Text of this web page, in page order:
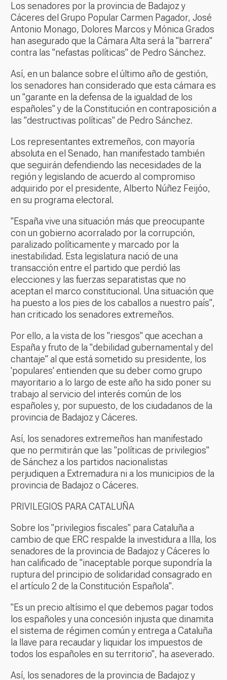
Los senadores por la provincia de Badajoz y
Cáceres del Grupo Popular Carmen Pagador, José
Antonio Monago, Dolores Marcos y Mónica Grados
han asegurado que la Cámara Alta será la "barrera"
contra las "nefastas políticas" de Pedro Sánchez.
Así, en un balance sobre el último año de gestión,
los senadores han considerado que esta cámara es
un "garante en la defensa de la igualdad de los
españoles" y de la Constitución en contraposición a
las "destructivas políticas" de Pedro Sánchez.
Los representantes extremeños, con mayoría
absoluta en el Senado, han manifestado también
que seguirán defendiendo las necesidades de la
región y legislando de acuerdo al compromiso
adquirido por el presidente, Alberto Núñez Feijóo,
en su programa electoral.
"España vive una situación más que preocupante
con un gobierno acorralado por la corrupción,
paralizado políticamente y marcado por la
inestabilidad. Esta legislatura nació de una
transacción entre el partido que perdió las
elecciones y las fuerzas separatistas que no
aceptan el marco constitucional. Una situación que
ha puesto a los pies de los caballos a nuestro país",
han criticado los senadores extremeños.
Por ello, a la vista de los "riesgos" que acechan a
España y fruto de la "debilidad gubernamental y del
chantaje" al que está sometido su presidente, los
'populares' entienden que su deber como grupo
mayoritario a lo largo de este año ha sido poner su
trabajo al servicio del interés común de los
españoles y, por supuesto, de los ciudadanos de la
provincia de Badajoz y Cáceres.
Así, los senadores extremeños han manifestado
que no permitirán que las "políticas de privilegios"
de Sánchez a los partidos nacionalistas
perjudiquen a Extremadura ni a los municipios de la
provincia de Badajoz o Cáceres.
PRIVILEGIOS PARA CATALUÑA
Sobre los "privilegios fiscales" para Cataluña a
cambio de que ERC respalde la investidura a Illa, los
senadores de la provincia de Badajoz y Cáceres lo
han calificado de "inaceptable porque supondría la
ruptura del principio de solidaridad consagrado en
el artículo 2 de la Constitución Española".
"Es un precio altísimo el que debemos pagar todos
los españoles y una concesión injusta que dinamita
el sistema de régimen común y entrega a Cataluña
la llave para recaudar y liquidar los impuestos de
todos los españoles en su territorio", ha aseverado.
Así, los senadores de la provincia de Badajoz y